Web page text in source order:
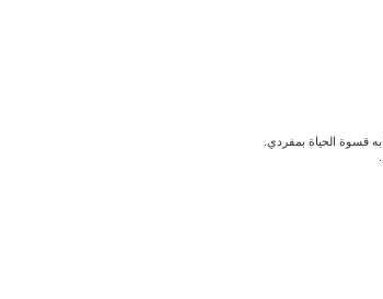
قسوة الحياة بمفردي.